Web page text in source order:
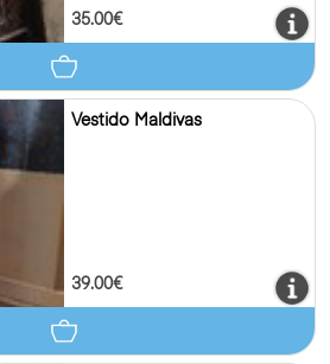
35.00€
Vestido Maldivas
39.00€